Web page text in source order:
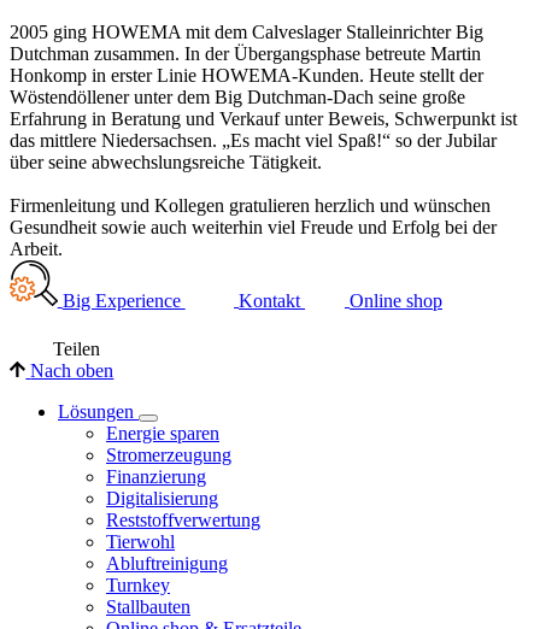
2005 ging HOWEMA mit dem Calveslager Stalleinrichter Big
Dutchman zusammen. In der Übergangsphase betreute Martin
Honkomp in erster Linie HOWEMA-Kunden. Heute stellt der
Wöstendöllener unter dem Big Dutchman-Dach seine große
Erfahrung in Beratung und Verkauf unter Beweis, Schwerpunkt ist
das mittlere Niedersachsen. „Es macht viel Spaß!“ so der Jubilar
über seine abwechslungsreiche Tätigkeit.
Firmenleitung und Kollegen gratulieren herzlich und wünschen
Gesundheit sowie auch weiterhin viel Freude und Erfolg bei der
Arbeit.
Big Experience Kontakt Online shop
Teilen
Nach oben
Lösungen
Energie sparen
Stromerzeugung
Finanzierung
Digitalisierung
Reststoffverwertung
Tierwohl
Abluftreinigung
Turnkey
Stallbauten